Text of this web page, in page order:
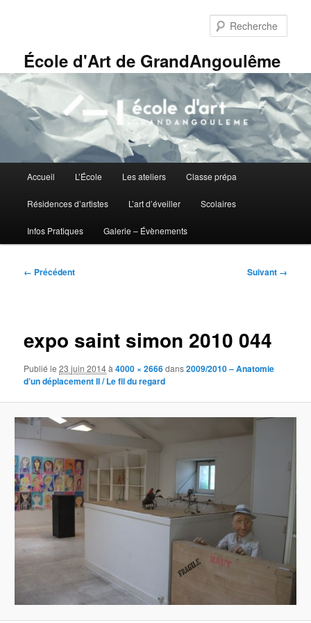
principalÉcole d'Art de GrandAngoulême
principal
Accueil L’École Les ateliers Classe prépa
Résidences d’artistes L’art d’éveiller Scolaires
Infos Pratiques Galerie – Évènements
Navigation
← Précédent Suivant →
expo saint simon 2010 044
Publié le23 juin 2014à4000 × 2666dans2009/2010 – Anatomie
d’un déplacement II / Le fil du regard